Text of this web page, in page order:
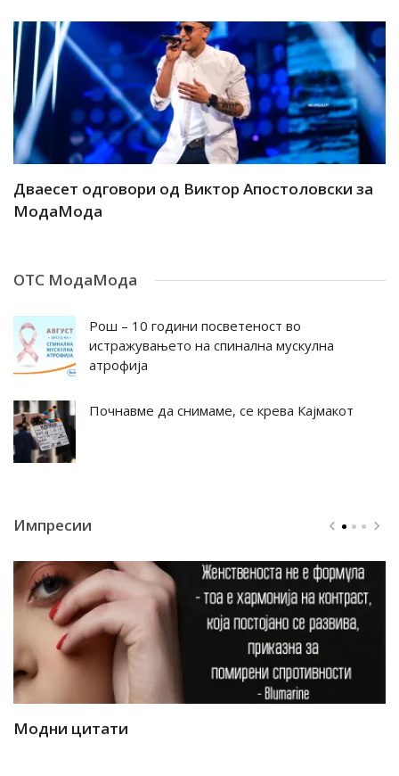
Дваесет одговори од Виктор Апостоловски за
МодаМода
ОТС МодаМода
Рош – 10 години посветеност во
истражувањето на спинална мускулна
атрофија
Почнавме да снимаме, се крева Кајмакот
Импресии
Модни цитати